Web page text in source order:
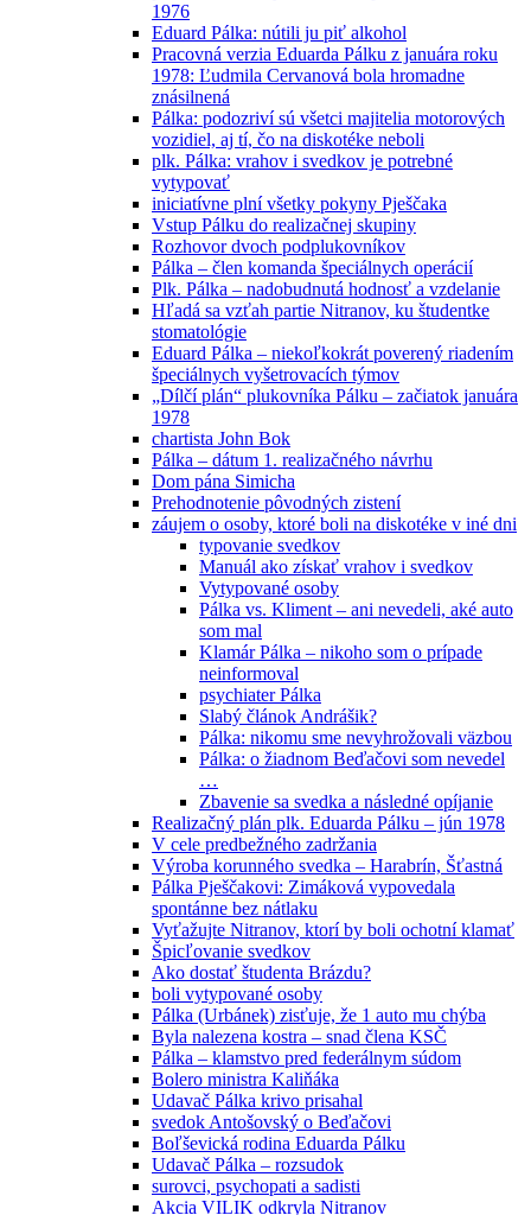
1976
Eduard Pálka: nútili ju piť alkohol
Pracovná verzia Eduarda Pálku z januára roku
1978: Ľudmila Cervanová bola hromadne
znásilnená
Pálka: podozriví sú všetci majitelia motorových
vozidiel, aj tí, čo na diskotéke neboli
plk. Pálka: vrahov i svedkov je potrebné
vytypovať
iniciatívne plní všetky pokyny Pješčaka
Vstup Pálku do realizačnej skupiny
Rozhovor dvoch podplukovníkov
Pálka – člen komanda špeciálnych operácií
Plk. Pálka – nadobudnutá hodnosť a vzdelanie
Hľadá sa vzťah partie Nitranov, ku študentke
stomatológie
Eduard Pálka – niekoľkokrát poverený riadením
špeciálnych vyšetrovacích týmov
„Dílčí plán“ plukovníka Pálku – začiatok januára
1978
chartista John Bok
Pálka – dátum 1. realizačného návrhu
Dom pána Simicha
Prehodnotenie pôvodných zistení
záujem o osoby, ktoré boli na diskotéke v iné dni
typovanie svedkov
Manuál ako získať vrahov i svedkov
Vytypované osoby
Pálka vs. Kliment – ani nevedeli, aké auto
som mal
Klamár Pálka – nikoho som o prípade
neinformoval
psychiater Pálka
Slabý článok Andrášik?
Pálka: nikomu sme nevyhrožovali väzbou
Pálka: o žiadnom Beďačovi som nevedel
…
Zbavenie sa svedka a následné opíjanie
Realizačný plán plk. Eduarda Pálku – jún 1978
V cele predbežného zadržania
Výroba korunného svedka – Harabrín, Šťastná
Pálka Pješčakovi: Zimáková vypovedala
spontánne bez nátlaku
Vyťažujte Nitranov, ktorí by boli ochotní klamať
Špicľovanie svedkov
Ako dostať študenta Brázdu?
boli vytypované osoby
Pálka (Urbánek) zisťuje, že 1 auto mu chýba
Byla nalezena kostra – snad člena KSČ
Pálka – klamstvo pred federálnym súdom
Bolero ministra Kaliňáka
Udavač Pálka krivo prisahal
svedok Antošovský o Beďačovi
Boľševická rodina Eduarda Pálku
Udavač Pálka – rozsudok
surovci, psychopati a sadisti
Akcia VILIK odkryla Nitranov